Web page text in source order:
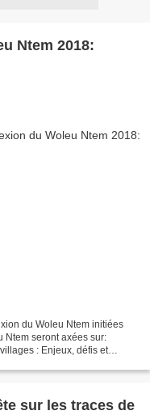
Ntem 2018:
du Woleu Ntem initiées
Ntem seront axées sur:
: Enjeux, défis et
sur les traces de